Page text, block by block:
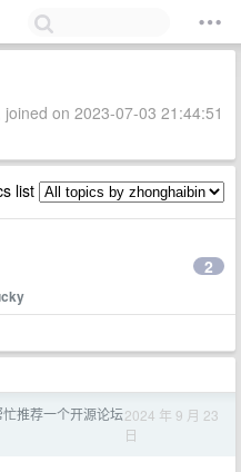
on 2023-07-03 21:44:51
list
2
忙推荐一个开源论坛2024 年 9 月 23
日